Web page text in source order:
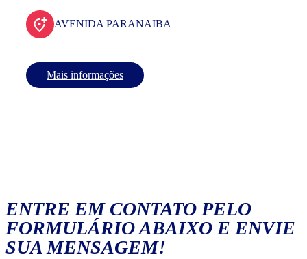
AVENIDA PARANAIBA
Mais informações
ENTRE EM CONTATO PELO
FORMULÁRIO ABAIXO E ENVIE
SUA MENSAGEM!